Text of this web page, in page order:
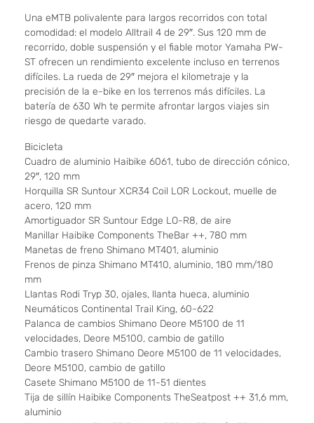
Una eMTB polivalente para largos recorridos con total
comodidad: el modelo Alltrail 4 de 29″. Sus 120 mm de
recorrido, doble suspensión y el fiable motor Yamaha PW-
ST ofrecen un rendimiento excelente incluso en terrenos
difíciles. La rueda de 29″ mejora el kilometraje y la
precisión de la e-bike en los terrenos más difíciles. La
batería de 630 Wh te permite afrontar largos viajes sin
riesgo de quedarte varado.
Bicicleta
Cuadro de aluminio Haibike 6061, tubo de dirección cónico,
29″, 120 mm
Horquilla SR Suntour XCR34 Coil LOR Lockout, muelle de
acero, 120 mm
Amortiguador SR Suntour Edge LO-R8, de aire
Manillar Haibike Components TheBar ++, 780 mm
Manetas de freno Shimano MT401, aluminio
Frenos de pinza Shimano MT410, aluminio, 180 mm/180
mm
Llantas Rodi Tryp 30, ojales, llanta hueca, aluminio
Neumáticos Continental Trail King, 60-622
Palanca de cambios Shimano Deore M5100 de 11
velocidades, Deore M5100, cambio de gatillo
Cambio trasero Shimano Deore M5100 de 11 velocidades,
Deore M5100, cambio de gatillo
Casete Shimano M5100 de 11-51 dientes
Tija de sillín Haibike Components TheSeatpost ++ 31,6 mm,
aluminio